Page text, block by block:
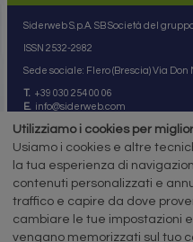
Siderweb S.p.A. SB Società del
ISSN 2532-2982
Sede sociale: Flero (Brescia) Via Don
T. +39 030 254 00 06
E.
info@siderweb.com
Copyright siderweb spa sb
Tutti i diritti sono riservati
Privacy policy
Cookie policy
Digital Services Act Policy
MENU
Utilizziamo i cookies per
Usiamo i cookies e altre
la tua esperienza di
contenuti personalizzati e
traffico e capire da dove
cambiare le tue impostazioni
vengano memorizzati sul tuo